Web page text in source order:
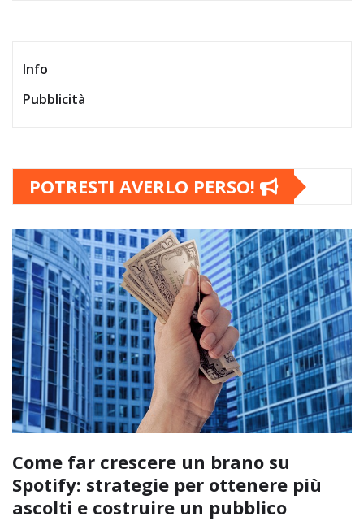
Info
Pubblicità
POTRESTI AVERLO PERSO!
Come far crescere un brano su
Spotify: strategie per ottenere più
ascolti e costruire un pubblico